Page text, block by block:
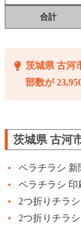
合計
茨城県 古河
部数が
茨城県 古河
ペラチラシ 新
ペラチラシ 印
2つ折りチラ
2つ折りチラ